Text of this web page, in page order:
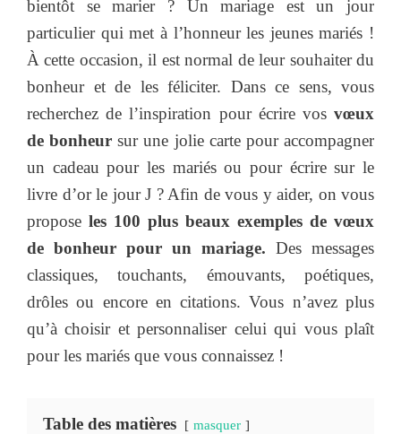
bientôt se marier ? Un mariage est un jour
particulier qui met à l’honneur les jeunes mariés !
À cette occasion, il est normal de leur souhaiter du
bonheur et de les féliciter. Dans ce sens, vous
recherchez de l’inspiration pour écrire vosvœux
de bonheursur une jolie carte pour accompagner
un cadeau pour les mariés ou pour écrire sur le
livre d’or le jour J ? Afin de vous y aider, on vous
propose les 100 plus beaux exemples de vœux
de bonheur pour un mariage. Des messages
classiques, touchants, émouvants, poétiques,
drôles ou encore en citations. Vous n’avez plus
qu’à choisir et personnaliser celui qui vous plaît
pour les mariés que vous connaissez !
Table des matières masquer